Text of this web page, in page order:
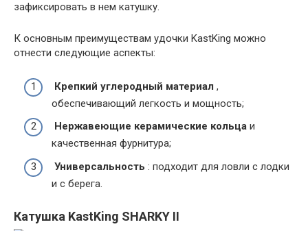
зафиксировать в нем катушку.
К основным преимуществам удочки KastKing можно
отнести следующие аспекты:
Крепкий углеродный материал ,
обеспечивающий легкость и мощность;
Нержавеющие керамические кольца и
качественная фурнитура;
Универсальность : подходит для ловли с лодки
и с берега.
Катушка KastKing SHARKY II